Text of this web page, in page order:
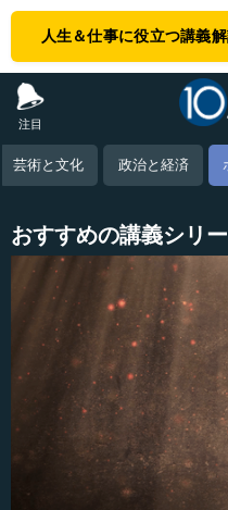
人生＆仕事に役立つ講義
注目
芸術と文化 政治と経済
おすすめの講義シリ